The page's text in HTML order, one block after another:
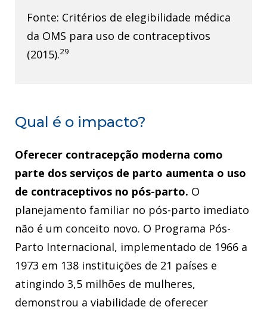
Fonte: Critérios de elegibilidade médica
da OMS para uso de contraceptivos
(2015).29
Qual é o impacto?
Oferecer contracepção moderna como
parte dos serviços de parto aumenta o uso
de contraceptivos no pós-parto. O
planejamento familiar no pós-parto imediato
não é um conceito novo. O Programa Pós-
Parto Internacional, implementado de 1966 a
1973 em 138 instituições de 21 países e
atingindo 3,5 milhões de mulheres,
demonstrou a viabilidade de oferecer